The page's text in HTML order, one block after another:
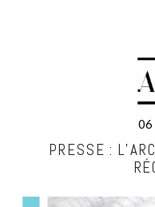
06
PRESSE :